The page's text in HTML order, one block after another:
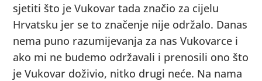
sjetiti što je Vukovar tada značio za cijelu
Hrvatsku jer se to značenje nije održalo. Danas
nema puno razumijevanja za nas Vukovarce i
ako mi ne budemo održavali i prenosili ono što
je Vukovar doživio, nitko drugi neće. Na nama